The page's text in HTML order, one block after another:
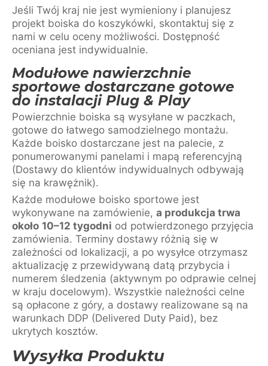
Jeśli Twój kraj nie jest wymieniony i planujesz
projekt boiska do koszykówki, skontaktuj się z
nami w celu oceny możliwości. Dostępność
oceniana jest indywidualnie.
Modułowe nawierzchnie
sportowe dostarczane gotowe
do instalacji Plug & Play
Powierzchnie boiska są wysyłane w paczkach,
gotowe do łatwego samodzielnego montażu.
Każde boisko dostarczane jest na palecie, z
ponumerowanymi panelami i mapą referencyjną
(Dostawy do klientów indywidualnych odbywają
się na krawężnik).
Każde modułowe boisko sportowe jest
wykonywane na zamówienie, a produkcja trwa
około 10–12 tygodni od potwierdzonego przyjęcia
zamówienia. Terminy dostawy różnią się w
zależności od lokalizacji, a po wysyłce otrzymasz
aktualizację z przewidywaną datą przybycia i
numerem śledzenia (aktywnym po odprawie celnej
w kraju docelowym). Wszystkie należności celne
są opłacone z góry, a dostawy realizowane są na
warunkach DDP (Delivered Duty Paid), bez
ukrytych kosztów.
Wysyłka Produktu